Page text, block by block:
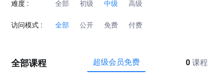
难度 : 全部 初级 中级 高级
访问模式 : 全部 公开 免费 付费
全部课程 超级会员免费 0 课程